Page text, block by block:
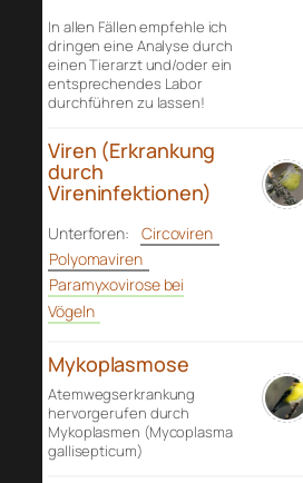
In allen Fällen empfehle ich
dringen eine Analyse durch
einen Tierarzt und/oder ein
entsprechendes Labor
durchführen zu lassen!
Viren (Erkrankung
durch
Vireninfektionen)
Unterforen:
Circoviren
Polyomaviren
Paramyxovirose bei
Vögeln
Mykoplasmose
Atemwegserkrankung
hervorgerufen durch
Mykoplasmen (Mycoplasma
gallisepticum)